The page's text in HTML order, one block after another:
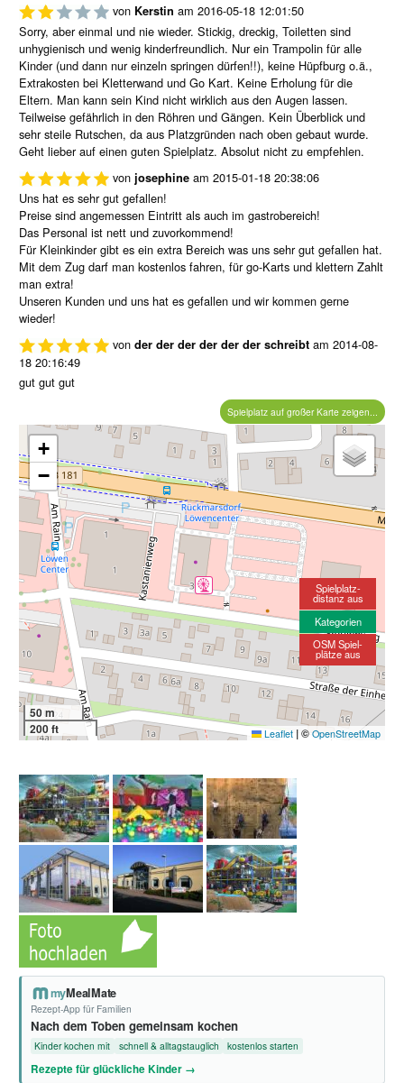
von Kerstin am 2016-05-18 12:01:50
Sorry, aber einmal und nie wieder. Stickig, dreckig, Toiletten sind
unhygienisch und wenig kinderfreundlich. Nur ein Trampolin für alle
Kinder (und dann nur einzeln springen dürfen!!), keine Hüpfburg o.ä.,
Extrakosten bei Kletterwand und Go Kart. Keine Erholung für die
Eltern. Man kann sein Kind nicht wirklich aus den Augen lassen.
Teilweise gefährlich in den Röhren und Gängen. Kein Überblick und
sehr steile Rutschen, da aus Platzgründen nach oben gebaut wurde.
Geht lieber auf einen guten Spielplatz. Absolut nicht zu empfehlen.
von josephine am 2015-01-18 20:38:06
Uns hat es sehr gut gefallen!
Preise sind angemessen Eintritt als auch im gastrobereich!
Das Personal ist nett und zuvorkommend!
Für Kleinkinder gibt es ein extra Bereich was uns sehr gut gefallen hat.
Mit dem Zug darf man kostenlos fahren, für go-Karts und klettern Zahlt
man extra!
Unseren Kunden und uns hat es gefallen und wir kommen gerne
wieder!
von der der der der der der schreibt am 2014-08-
18 20:16:49
gut gut gut
Spielplatz auf großer Karte zeigen...
+
−
50 m
200 ft
Leaflet |© OpenStreetMap
Spielplatz-
distanz aus
Kategorien
OSM Spiel-
plätze aus
myMealMate
Rezept-App für Familien
Nach dem Toben gemeinsam kochen
Kinder kochen mit schnell & alltagstauglich kostenlos starten
Rezepte für glückliche Kinder →